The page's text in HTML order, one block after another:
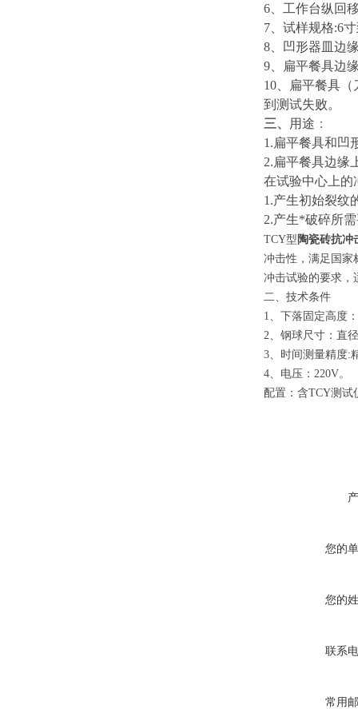
6、工作台纵回
7、试样规格:6
8、凹形器皿边
9、扁平餐具边
10、扁平餐具（
到测试失败。
三、
用途 ：
1.扁平餐具和凹
2.扁平餐具边缘
在试验中心上的
1.产生初始裂纹
2.产生*破碎所
TCY型 陶瓷砖抗冲
冲击性，满足国家
冲击试验的要求，
二、技术条件
1、下落固定高度
2、钢球尺寸：直
3、时间测量精度:
4、电压：220V。
配置：含TCY测试
您的
您的
联系
常用